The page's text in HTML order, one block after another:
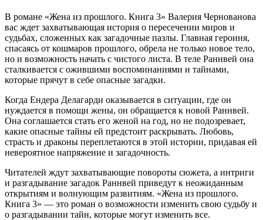
В романе «Жена из прошлого. Книга 3» Валерия Чернованова
вас ждет захватывающая история о пересечении миров и
судьбах, сложенных как загадочные пазлы. Главная героиня,
спасаясь от кошмаров прошлого, обрела не только новое тело,
но и возможность начать с чистого листа. В теле Раннвей она
сталкивается с ожившими воспоминаниями и тайнами,
которые прячут в себе опасные загадки.
Когда Ендера Делагарди оказывается в ситуации, где он
нуждается в помощи жены, он обращается к новой Раннвей.
Она соглашается стать его женой на год, но не подозревает,
какие опасные тайны ей предстоит раскрывать. Любовь,
страсть и драконы переплетаются в этой истории, придавая ей
невероятное напряжение и загадочность.
Читателей ждут захватывающие повороты сюжета, а интриги
и разгадывание загадок Раннвей приведут к неожиданным
открытиям и волнующим развитиям. «Жена из прошлого.
Книга 3» — это роман о возможности изменить свою судьбу и
о разгадывании тайн, которые могут изменить все.